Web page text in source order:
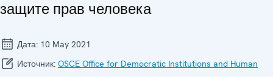
защите прав человека
Дата: 10 May 2021
Источник: OSCE Office for Democratic Institutions and Human